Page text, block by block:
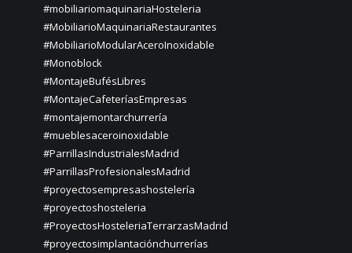
#mobiliariomaquinariaHosteleria
#MobiliarioMaquinariaRestaurantes
#MobiliarioModularAceroInoxidable
#Monoblock
#MontajeBufésLibres
#MontajeCafeteríasEmpresas
#montajemontarchurrería
#mueblesaceroinoxidable
#ParrillasIndustrialesMadrid
#ParrillasProfesionalesMadrid
#proyectosempresashostelería
#proyectoshosteleria
#ProyectosHosteleriaTerrarzasMadrid
#proyectosimplantaciónchurrerías